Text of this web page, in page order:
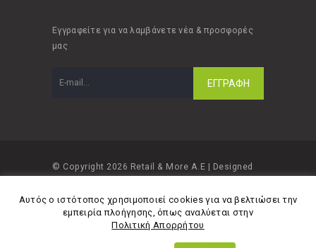
Εγγραφείτε για να λαμβάνετε νέα & προσφορές
μας
© Copyright 2026 Retail & More A.E | Designed
Αυτός ο ιστότοπος χρησιμοποιεί cookies για να βελτιώσει την
εμπειρία πλοήγησης, όπως αναλύεται στην
Πολιτική Απορρήτου